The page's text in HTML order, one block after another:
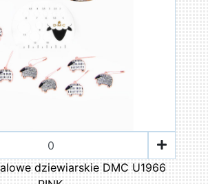
dziewiarskie DMC U1966